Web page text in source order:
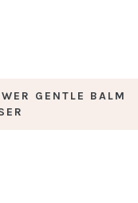
GENTLE BALM